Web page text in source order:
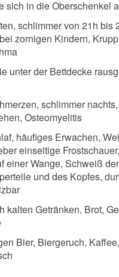
sich in die Oberschenkel
schlimmer von 21h bis
zornigen Kindern,
unter der Bettdecke
schlimmer
Osteomyelitis
häufiges Erwachen,
einseitige
einer Wange, Schweiß der
und des Kopfes,
kalten Getränken, Brot,
Bier, Biergeruch,